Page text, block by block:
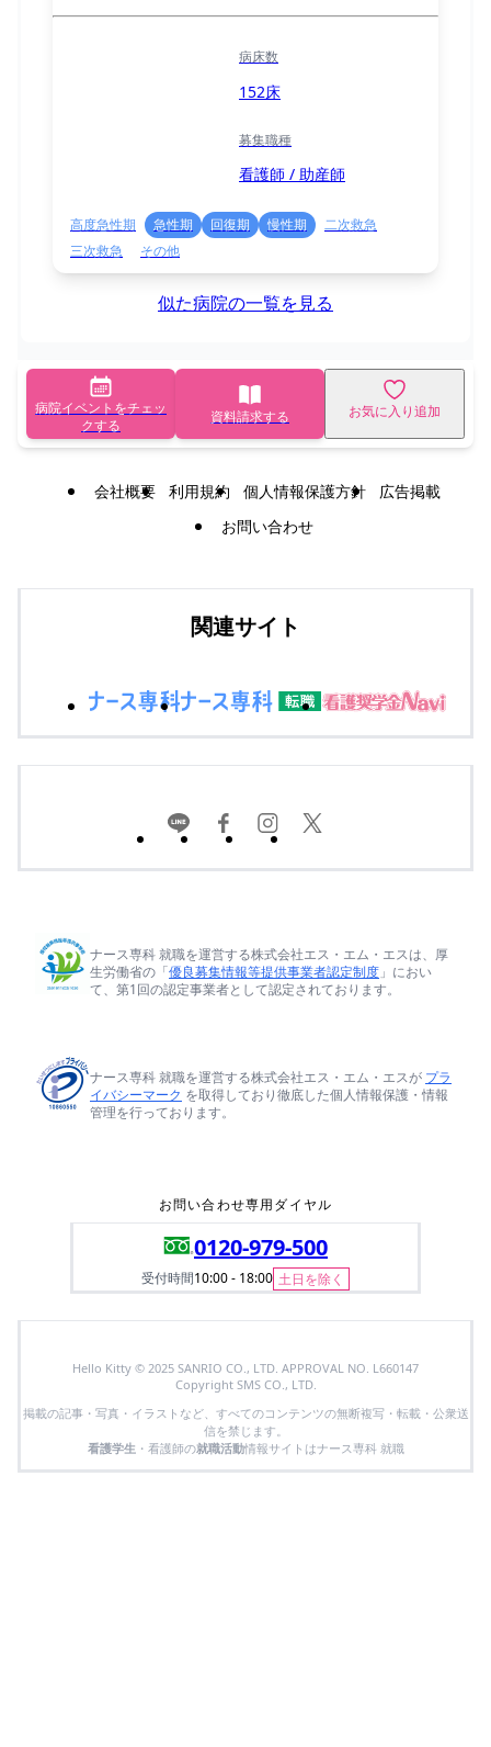
病床数
152床
募集職種
看護師 / 助産師
高度急性期 急性期 回復期 慢性期
二次救急
三次救急
その他
似た病院の一覧を見る
病院イベントをチェッ
クする
資料請求する お気に入り追加
会社概要 利用規約 個人情報保護方針
広告掲載
お問い合わせ
関連サイト
ナース専科 就職を運営する株式会社エス・エム・エスは、厚
生労働省の「優良募集情報等提供事業者認定制度 」におい
て、第1回の認定事業者として認定されております。
ナース専科 就職を運営する株式会社エス・エム・エスが プラ
イバシーマーク を取得しており徹底した個人情報保護・情報
管理を行っております。
お問い合わせ専用ダイヤル
0120-979-500
受付時間10:00 - 18:00 土日を除く
Hello Kitty © 2025 SANRIO CO., LTD. APPROVAL NO. L660147
Copyright SMS CO., LTD.
掲載の記事・写真・イラストなど、すべてのコンテンツの無断複写・転載・公衆送
信を禁じます。
看護学生 ・看護師の就職活動情報サイトはナース専科 就職